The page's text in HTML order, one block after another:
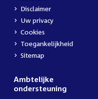
Disclaimer
Uw privacy
Cookies
Toegankelijkheid
Sitemap
Ambtelijke
ondersteuning